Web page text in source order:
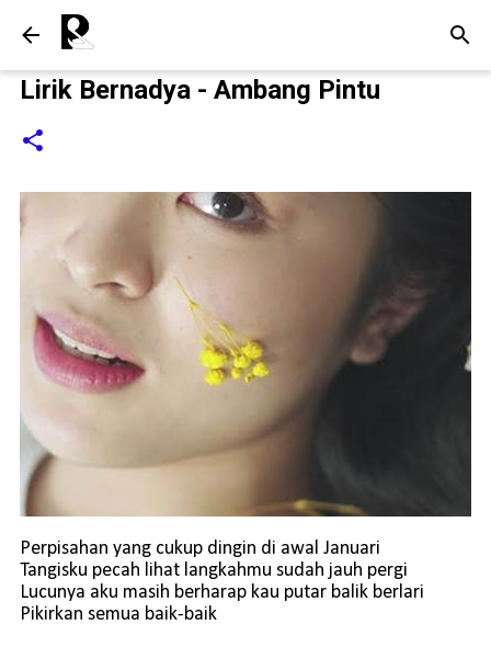
Lirik Bernadya - Ambang Pintu
Perpisahan yang cukup dingin di awal Januari
Tangisku pecah lihat langkahmu sudah jauh pergi
Lucunya aku masih berharap kau putar balik berlari
Pikirkan semua baik-baik